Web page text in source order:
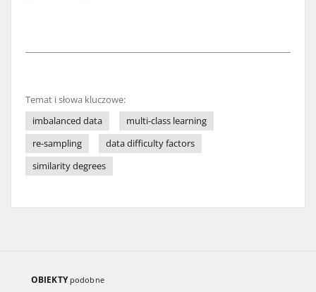
Temat i słowa kluczowe:
imbalanced data
multi-class learning
re-sampling
data difficulty factors
similarity degrees
OBIEKTY podobne